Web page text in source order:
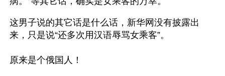
这男子说的其它话是什么话，新华网没有披露出
来，只是说“还多次用汉语辱骂女乘客”。
原来是个俄国人！